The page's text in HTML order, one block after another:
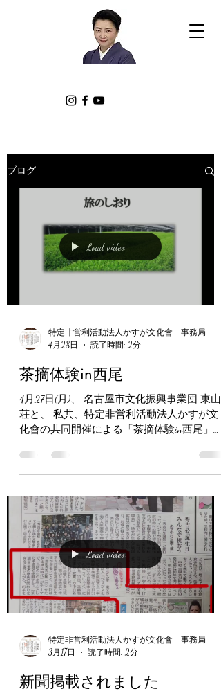
ブログ
Load video
特定非営利活動法人かすが文化會 事務局
4月28日
読了時間: 2分
茶摘体験in西尾
4月27日(月)、 名古屋市文化振興事業団 東山
荘と、 私共、特定非営利活動法人かすが文
化會の共同開催による「茶摘体験in西尾」
もと、無事に終える事ができました 富田会
長はじめ南山園様の社員の皆様、本当に有り
い経験をさせて頂いたとのお言葉を頂戴しま
した またお見送りには、 自民党愛知県議会
総務会長の政木りか県議にもお越し頂きまし
て、 出発20分後には雨も上がり、明るい日
が差し込み、薫風を感じる心地よい花丸な一
日でした ・・・・・・・・・・・・ ～当会
HP↓～ https://www.npo-kasugabunkakai.com
https://npo-kasugabunkakai.naraigoto.net/ ～当会you
会は文部科学省認可認定講師校および名古屋
市子ども会活動アシストバンク登録団体です
～子供会登録HP↓～ https://nagoya-assistb
Load video
特定非営利活動法人かすが文化會 事務局
3月17日
読了時間: 2分
新聞掲載されました